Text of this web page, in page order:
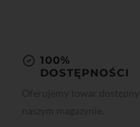
100%
DOSTĘPNOŚCI